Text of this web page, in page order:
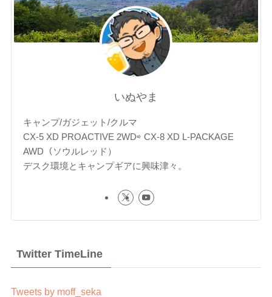
いぬやま
キャンプ/ガジェット/クルマ
CX-5 XD PROACTIVE 2WD⇨ CX-8 XD L-PACKAGE
AWD（ソウルレッド）
デスク環境とキャンプギアに興味津々。
Twitter TimeLine
Tweets by moff_seka